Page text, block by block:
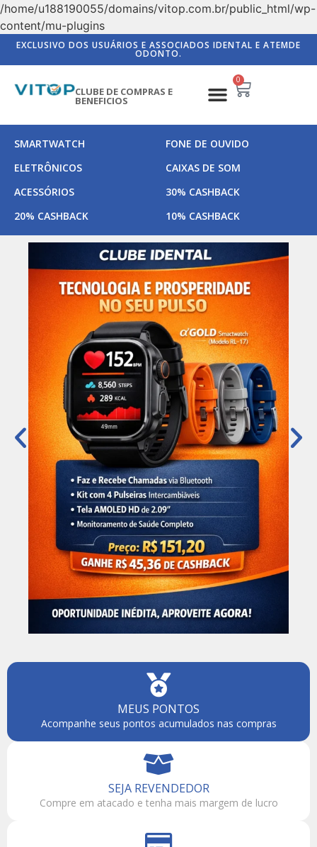
/home/u188190055/domains/vitop.com.br/public_html/wp-
content/mu-plugins
EXCLUSIVO DOS USUÁRIOS E ASSOCIADOS IDENTAL E ATEMDE
ODONTO.
CLUBE DE COMPRAS E
BENEFICIOS
0
SMARTWATCH
FONE DE OUVIDO
ELETRÔNICOS
CAIXAS DE SOM
ACESSÓRIOS
30% CASHBACK
20% CASHBACK
10% CASHBACK
MEUS PONTOS
Acompanhe seus pontos acumulados nas compras
SEJA REVENDEDOR
Compre em atacado e tenha mais margem de lucro